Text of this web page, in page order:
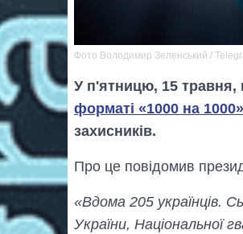
Фото Володимир Зеленський /
У п'ятницю, 15 травня,
форматі «1000 на 1000»
захисників.
Про це повідомив
«Вдома 205 українців.
України, Національної